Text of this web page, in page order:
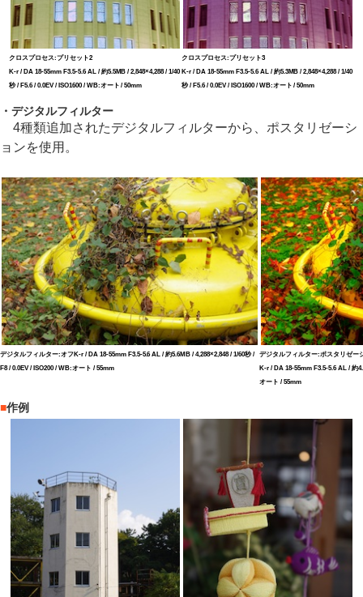
クロスプロセス:プリセット2
K-r / DA 18-55mm F3.5-5.6 AL / 約5.5MB / 2,848×4,288 / 1/40
秒 / F5.6 / 0.0EV / ISO1600 / WB:オート / 50mm
クロスプロセス:プリセット3
K-r / DA 18-55mm F3.5-5.6 AL / 約5.3MB / 2,848×4,288 / 1/40
秒 / F5.6 / 0.0EV / ISO1600 / WB:オート / 50mm
・デジタルフィルター
4種類追加されたデジタルフィルターから、ポスタリゼーシ
ョンを使用。
デジタルフィルター:オフK-r / DA 18-55mm F3.5-5.6 AL / 約5.6MB / 4,288×2,848 / 1/60秒 /
F8 / 0.0EV / ISO200 / WB:オート / 55mm
デジタルフィルター:ポスタリゼー
K-r / DA 18-55mm F3.5-5.6 AL / 約
オート / 55mm
■作例